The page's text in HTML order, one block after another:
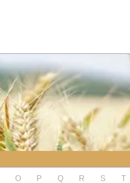
O P Q R S T